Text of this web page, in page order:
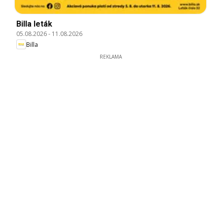
Billa leták
05.08.2026- 11.08.2026
Billa
REKLAMA